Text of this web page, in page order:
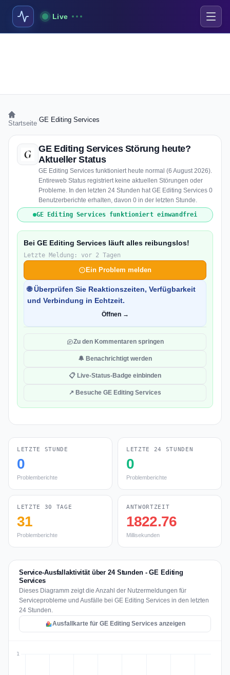
Live
Startseite GE Editing Services
GE Editing Services Störung heute?
Aktueller Status
GE Editing Services funktioniert heute normal (6 August 2026).
Entireweb Status registriert keine aktuellen Störungen oder
Probleme. In den letzten 24 Stunden hat GE Editing Services 0
Benutzerberichte erhalten, davon 0 in der letzten Stunde.
GE Editing Services funktioniert einwandfrei
Bei GE Editing Services läuft alles reibungslos!
Letzte Meldung: vor 2 Tagen
Ein Problem melden
🌐 Überprüfen Sie Reaktionszeiten, Verfügbarkeit
und Verbindung in Echtzeit.
Öffnen →
Zu den Kommentaren springen
🔔 Benachrichtigt werden
📋 Live-Status-Badge einbinden
↗ Besuche GE Editing Services
LETZTE STUNDE
0
Problemberichte
LETZTE 24 STUNDEN
0
Problemberichte
LETZTE 30 TAGE
31
Problemberichte
ANTWORTZEIT
1822.76
Millisekunden
Service-Ausfallaktivität über 24 Stunden - GE Editing
Services
Dieses Diagramm zeigt die Anzahl der Nutzermeldungen für
Serviceprobleme und Ausfälle bei GE Editing Services in den letzten
24 Stunden.
Ausfallkarte für GE Editing Services anzeigen